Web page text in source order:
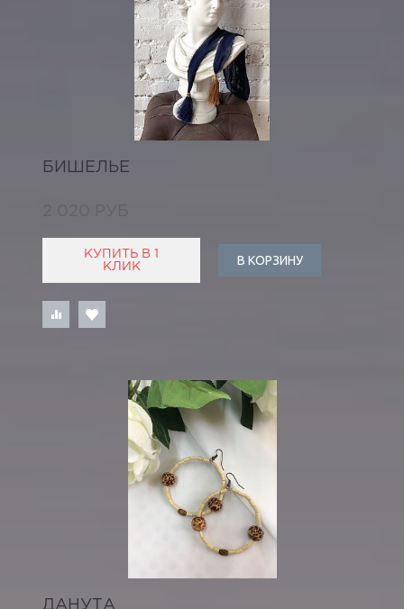
БИШЕЛЬЕ
2 020 РУБ
КУПИТЬ В 1
КЛИК
В КОРЗИНУ
ДАНУТА